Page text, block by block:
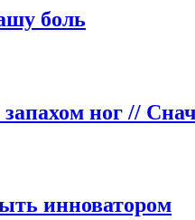
боль
ног //
инноватором